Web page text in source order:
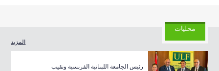
محليات
المزيد
رئيس الجامعة اللبنانية الفرنسية ونقيب